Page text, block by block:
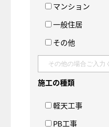
マンション
一般住居
その他
施工の種類
軽天工事
PB工事